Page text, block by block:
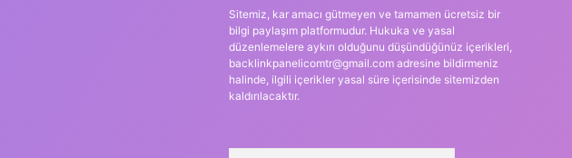
Sitemiz, kar amacı gütmeyen ve tamamen ücretsiz bir
bilgi paylaşım platformudur. Hukuka ve yasal
düzenlemelere aykırı olduğunu düşündüğünüz içerikleri,
backlinkpanelicomtr@gmail.comadresine bildirmeniz
halinde, ilgili içerikler yasal süre içerisinde sitemizden
kaldırılacaktır.